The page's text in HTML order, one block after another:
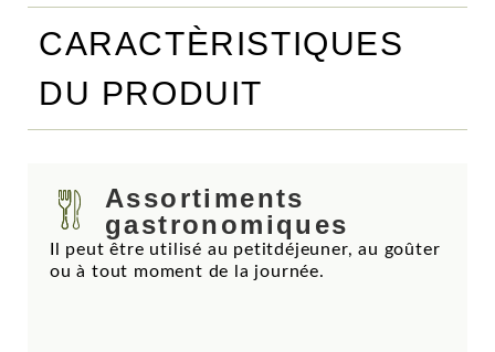
CARACTÈRISTIQUES
DU PRODUIT
Assortiments
gastronomiques
Il peut être utilisé au petitdéjeuner, au goûter
ou à tout moment de la journée.